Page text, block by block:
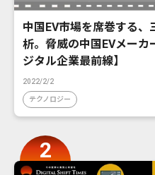
中国EV市場を席巻する
析。脅威の中国EVメー
ジタル企業最前線】
2022/2/2
テクノロジー